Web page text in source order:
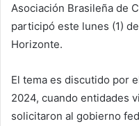
Asociación Brasileña de
participó este lunes (1)
Horizonte.
El tema es discutido por
2024, cuando entidades
solicitaron al gobierno